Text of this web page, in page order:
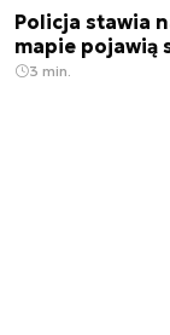
Policja stawia
mapie pojawią
3 min.